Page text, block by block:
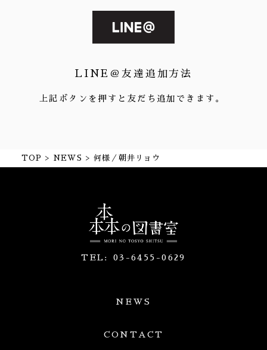
LINE＠友達追加方法
上記ボタンを押すと友だち追加できます。
TOP NEWS 何様／朝井リョウ
TEL: 03-6455-0629
NEWS
CONTACT